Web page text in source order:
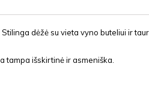
dėžė su vieta vyno buteliui ir
tampa išskirtinė ir asmeniška.